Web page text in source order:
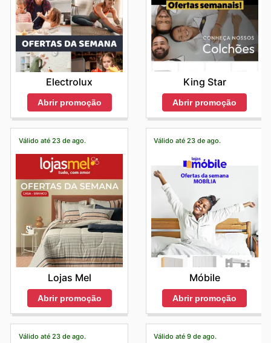
Electrolux
Abrir promoção
King Star
Abrir promoção
Válido até 23 de ago.
Lojas Mel
Abrir promoção
Válido até 23 de ago.
Móbile
Abrir promoção
Válido até 23 de ago. Válido até 9 de ago.